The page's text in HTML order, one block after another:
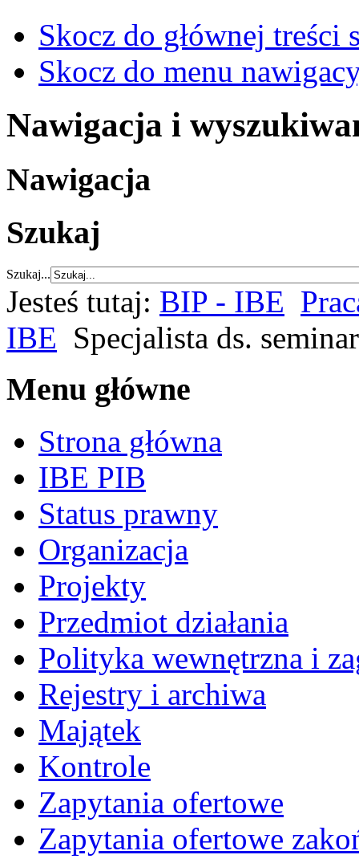
Skocz do głównej treści
Skocz do menu
Nawigacja i
Nawigacja
Szukaj
Szukaj...
Jesteś tutaj: BIP - IBE
IBE Specjalista ds.
Menu główne
Strona główna
IBE PIB
Status prawny
Organizacja
Projekty
Przedmiot działania
Polityka wewnętrzna i
Rejestry i archiwa
Majątek
Kontrole
Zapytania ofertowe
Zapytania ofertowe